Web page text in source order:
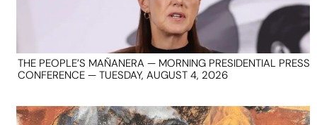
THE PEOPLE’S MAÑANERA — MORNING PRESIDENTIAL PRESS
CONFERENCE — TUESDAY, AUGUST 4, 2026